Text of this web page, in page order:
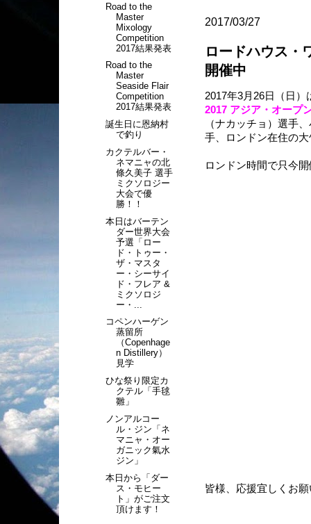
2017/03/27
ロードハウス・
開催中
2017年3月26日（日）
2017 アジア・オープ
（ナカッチョ）選手
手、ロンドン在住の
ロンドン時間で只今
皆様、応援宜しくお
Road to the
Master
Mixology
Competition
2017結果発表
Road to the
Master
Seaside Flair
Competition
2017結果発表
誕生日に恩納村
で釣り
カクテルバー・
ネマニャの北
條久美子 選手
ミクソロジー
大会で優
勝！！
本日はバーテン
ダー世界大会
予選「ロー
ド・トゥー・
ザ・マスタ
ー・シーサイ
ド・フレア &
ミクソロジ
ー・...
コペンハーゲン
蒸留所
（Copenhage
n Distillery）
見学
ひな祭り限定カ
クテル「手毬
雛」
ノンアルコー
ル・ジン「ネ
マニャ・オー
ガニック氣水
ジン」
本日から「ダー
ス・モヒー
ト」がご注文
頂けます！